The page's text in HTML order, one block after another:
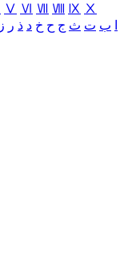
Ⅴ Ⅵ Ⅶ Ⅷ Ⅸ Ⅹ
ب ت ث ج ح خ د ذ ر ز